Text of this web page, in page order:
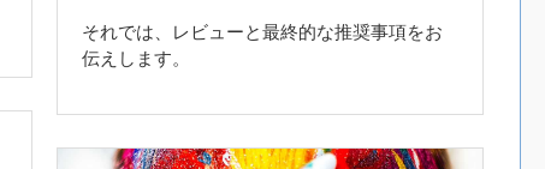
それでは、レビューと最終的な推奨事項をお
伝えします。